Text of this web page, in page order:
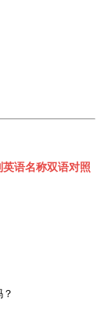
语名称双语对照